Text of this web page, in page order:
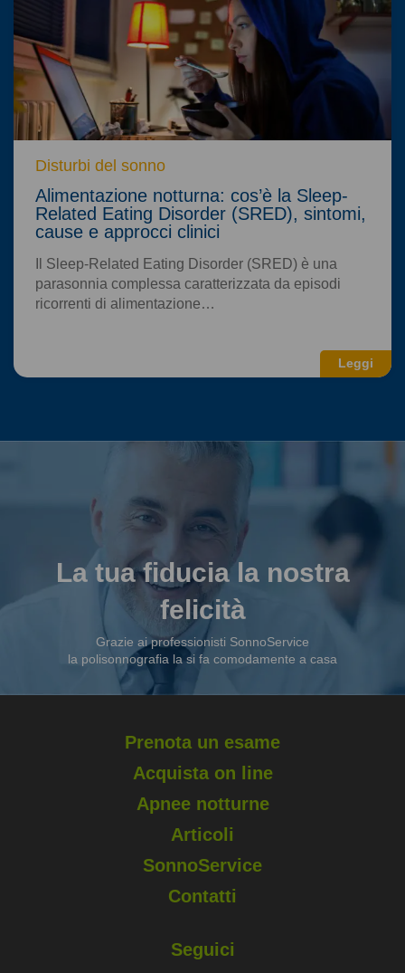
Leggi
Disturbi del sonno
Alimentazione notturna: cos’è la Sleep-
Related Eating Disorder (SRED), sintomi,
cause e approcci clinici
Il Sleep-Related Eating Disorder (SRED) è una
parasonnia complessa caratterizzata da episodi
ricorrenti di alimentazione…
La tua fiducia la nostra
felicità
Grazie ai professionisti SonnoService
la polisonnografia la si fa comodamente a casa
Prenota un esame
Acquista on line
Apnee notturne
Articoli
SonnoService
Contatti
Seguici